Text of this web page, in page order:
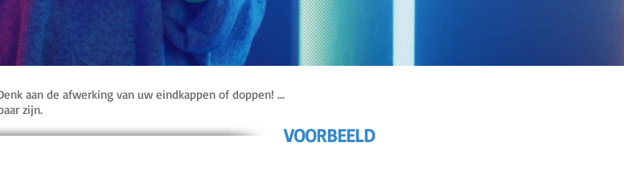
aan de afwerking van uw eindkappen of doppen! ...
zijn.
VOORBEELD